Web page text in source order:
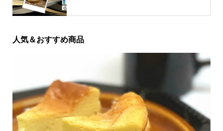
人気＆おすすめ商品